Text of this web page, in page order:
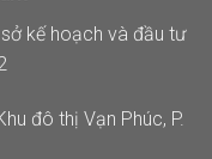
kế hoạch và đầu tư
đô thị Vạn Phúc, P.